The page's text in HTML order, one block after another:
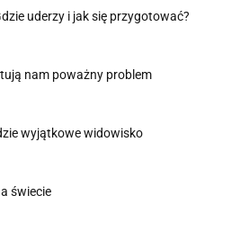
uderzy i jak się przygotować?
nam poważny problem
wyjątkowe widowisko
świecie